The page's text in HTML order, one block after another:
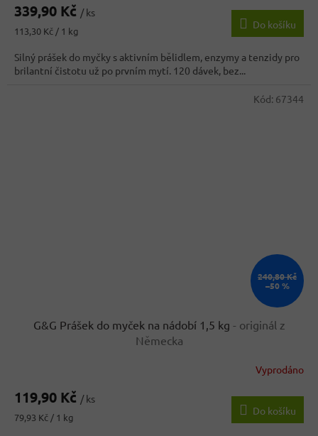
produktu
3,0
z
5
hvězdiček.
339,90 Kč / ks
Měrná
113,30 Kč / 1 kg
Do košíku
Silný prášek do myčky s aktivním bělidlem, enzymy a tenzidy pro
brilantní čistotu už po prvním mytí. 120 dávek, bez...
240,80 Kč
–50 %
G&G Prášek do myček na nádobí 1,5 kg - originál z
Německa
produktu
3,6
Vyprodáno
119,90 Kč / ks
Měrná
79,93 Kč / 1 kg
Do košíku
Kód: 67344